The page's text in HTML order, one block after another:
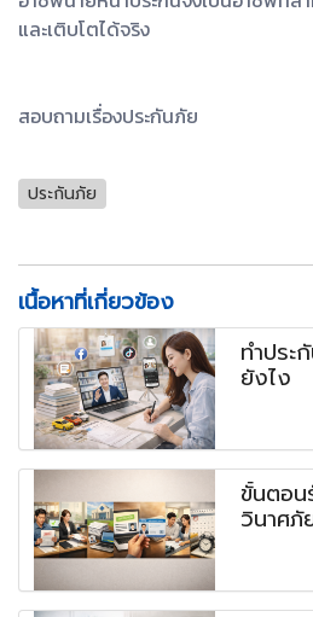
และเติบโตได้จริง
สอบถามเรื่องประกันภัย
ประกันภัย
เนื้อหาที่เกี่ยวข้อง
ทำประ
ยังไง
ขั้นตอน
วินาศภั